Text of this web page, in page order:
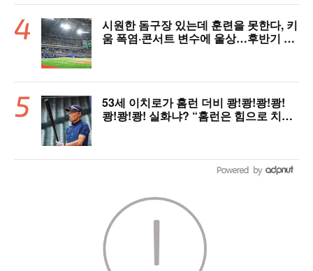
시원한 돔구장 있는데 훈련을 못한다, 키
움 폭염·콘서트 변수에 울상…후반기 상
53세 이치로가 홈런 더비 쾅!쾅!쾅!쾅!
쾅!쾅!쾅! 실화냐? “홈런은 힘으로 치는